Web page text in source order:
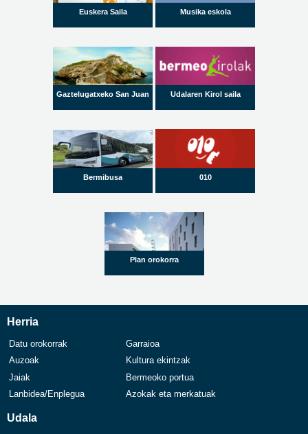
Euskera Saila Musika eskola
Gaztelugatxeko San Juan Udalaren Kirol saila
Bermibusa 010
Plan orokorra
Herria
Datu orokorrak
Garraioa
Auzoak
Kultura ekintzak
Jaiak
Bermeoko portua
Lanbidea/Enplegua
Azokak eta merkatuak
Udala